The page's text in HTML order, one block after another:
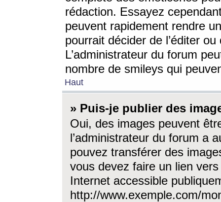
rédaction. Essayez
peuvent rapidement rendre
pourrait décider de l’éditer
L’administrateur du forum
nombre de smileys qui
Haut
» Puis-je publier des
Oui, des images peuvent
l’administrateur du forum a
pouvez transférer des
vous devez faire un lien
Internet accessible
http://www.exemple.com/